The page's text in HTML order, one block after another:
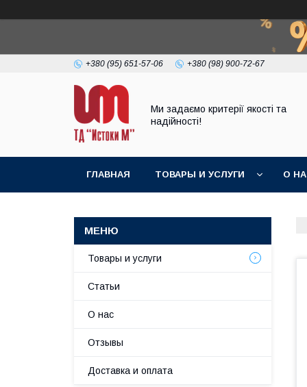
+380 (95) 651-57-06 +380 (98) 900-72-67
Ми задаємо критерії якості та
надійності!
ГЛАВНАЯ ТОВАРЫ И УСЛУГИ О
Товары и услуги
Статьи
О нас
Отзывы
Доставка и оплата